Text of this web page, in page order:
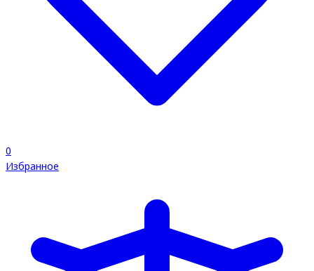
0
Избранное